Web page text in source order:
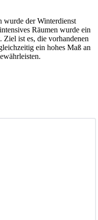
wurde der Winterdienst
Räumen wurde ein
ist es, die vorhandenen
ein hohes Maß an